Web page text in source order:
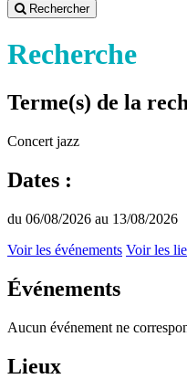
Rechercher
Recherche
Terme(s) de la
Concert jazz
Dates :
du 06/08/2026 au 13/08/2026
Voir les événements Voir les
Événements
Aucun événement ne
Lieux